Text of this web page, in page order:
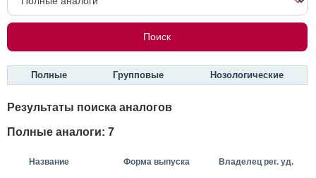
Полные Групповые Нозологические
Результаты поиска аналогов
Полные аналоги: 7
Название Форма выпуска Владелец рег. уд.